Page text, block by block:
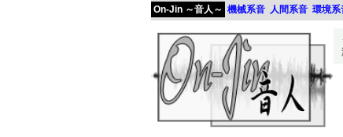
On-Jin ～音人～ 機械系音 人間系音 環境系